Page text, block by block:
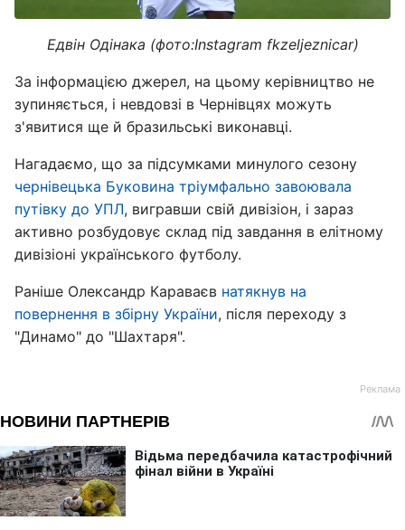
Едвін Одінака (фото:Instagram fkzeljeznicar)
За інформацією джерел, на цьому керівництво не
зупиняється, і невдовзі в Чернівцях можуть
з'явитися ще й бразильські виконавці.
Нагадаємо, що за підсумками минулого сезону
чернівецька Буковина тріумфально завоювала
путівку до УПЛ, вигравши свій дивізіон, і зараз
активно розбудовує склад під завдання в елітному
дивізіоні українського футболу.
Раніше Олександр Караваєв натякнув на
повернення в збірну України, після переходу з
"Динамо" до "Шахтаря".